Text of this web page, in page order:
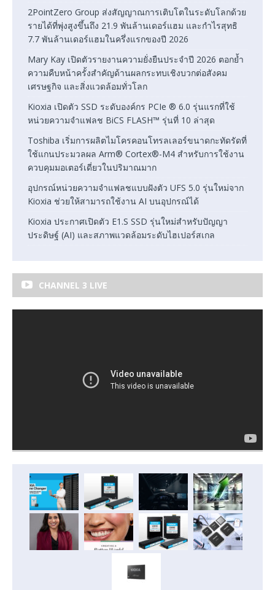
2PointZero Group ส่งสัญญาณการเติบโตในระดับโลกด้วย
รายได้ที่พุ่งสูงขึ้นถึง 21.9 พันล้านเดอร์แฮม และกำไรสุทธิ
7.7 พันล้านเดอร์แฮมในครึ่งแรกของปี 2026
Mary Kay เปิดตัวรายงานความยั่งยืนประจำปี 2026 ตอกย้ำ
ความคืบหน้าครั้งสำคัญด้านผลกระทบเชิงบวกต่อสังคม
เศรษฐกิจ และสิ่งแวดล้อมทั่วโลก
Kioxia เปิดตัว SSD ระดับองค์กร PCIe ® 6.0 รุ่นแรกที่ใช้
หน่วยความจำแฟลช BiCS FLASH™ รุ่นที่ 10 ล่าสุด
Toshiba เริ่มการผลิตไมโครคอนโทรลเลอร์ขนาดกะทัดรัดที่
ใช้แกนประมวลผล Arm® Cortex®-M4 สำหรับการใช้งาน
ควบคุมมอเตอร์เดี่ยวในปริมาณมาก
อุปกรณ์หน่วยความจำแฟลชแบบฝังตัว UFS 5.0 รุ่นใหม่จาก
Kioxia ช่วยให้สามารถใช้งาน AI บนอุปกรณ์ได้
Kioxia ประกาศเปิดตัว E1.S SSD รุ่นใหม่สำหรับปัญญา
ประดิษฐ์ (AI) และสภาพแวดล้อมระดับไฮเปอร์สเกล
CHANNEL 3 LIVE